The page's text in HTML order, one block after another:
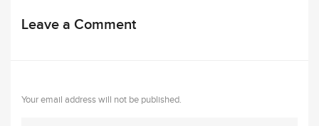
Leave a Comment
Your email address will not be published.